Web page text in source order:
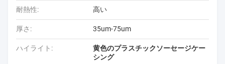
耐熱性: 高い
厚さ: 35um-75um
ハイライト:
黄色のプラスチックソーセージケー
シング